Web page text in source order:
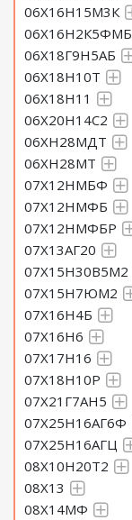
06Х16Н15М3К
06Х16Н2К5ФМБ
06Х18Г9Н5АБ
06Х18Н10Т
06Х18Н11
06Х20Н14С2
06ХН28МДТ
06ХН28МТ
07Х12НМБФ
07Х12НМФБ
07Х12НМФБР
07Х13АГ20
07Х15Н30В5М2
07Х15Н7ЮМ2
07Х16Н4Б
07Х16Н6
07Х17Н16
07Х18Н10Р
07Х21Г7АН5
07Х25Н16АГ6Ф
07Х25Н16АГЦ
08Х10Н20Т2
08Х13
08Х14МФ